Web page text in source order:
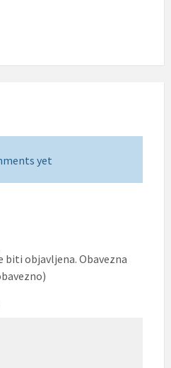
yet
biti objavljena. Obavezna